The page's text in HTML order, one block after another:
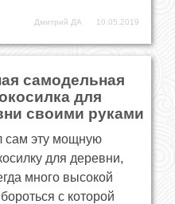
Дмитрий ДА 10.05.2019
самодельная
для
своими руками
сам эту мощную
для деревни,
много высокой
с которой